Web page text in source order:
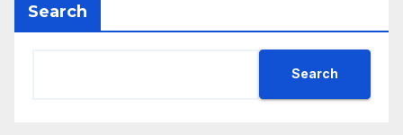
Search
Search